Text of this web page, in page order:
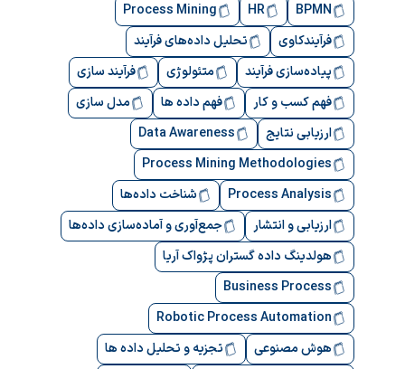
BPMN
HR
Process Mining
فرآیندکاوی
تحلیل داده‌های فرآیند
پیاده‌سازی فرآیند
متئولوژی
فرآیند سازی
فهم کسب و کار
فهم داده ها
مدل سازی
ارزیابی نتایج
Data Awareness
Process Mining Methodologies
Process Analysis
شناخت داده‌ها
ارزیابی و انتشار
جمع‌آوری و آماده‌سازی داده‌ها
هولدینگ داده گستران پژواک آریا
Business Process
Robotic Process Automation
هوش مصنوعی
تجزیه و تحلیل داده ها